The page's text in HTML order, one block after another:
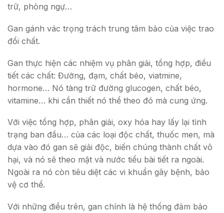
trữ, phòng ngự…
Gan gánh vác trọng trách trung tâm bảo của việc trao
đổi chất.
Gan thực hiện các nhiệm vụ phân giải, tổng hợp, điều
tiết các chất: Đường, đạm, chất béo, viatmine,
hormone… Nó tàng trữ đường glucogen, chất béo,
vitamine… khi cần thiết nó thể theo đó mà cung ứng.
Với việc tổng hợp, phân giải, oxy hóa hay lấy lại tình
trạng ban đầu… của các loại độc chất, thuốc men, mà
dựa vào đó gan sẽ giải độc, biến chúng thành chất vô
hại, và nó sẽ theo mật và nước tiểu bài tiết ra ngoài.
Ngoài ra nó còn tiêu diệt các vi khuẩn gây bệnh, bảo
vệ cơ thể.
Với những điều trên, gan chính là hệ thống đảm bảo